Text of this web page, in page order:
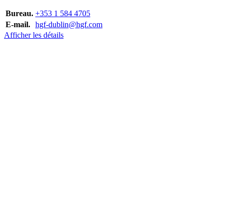
Bureau. +353 1 584 4705
E-mail. hgf-dublin@hgf.com
Afficher les détails